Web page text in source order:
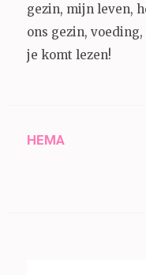
gezin, mijn leven,
ons gezin,
je komt lezen!
HEMA